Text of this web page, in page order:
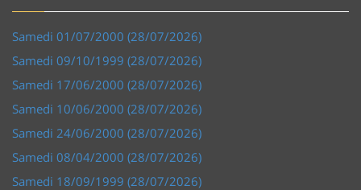
Samedi 01/07/2000 (28/07/2026)
Samedi 09/10/1999 (28/07/2026)
Samedi 17/06/2000 (28/07/2026)
Samedi 10/06/2000 (28/07/2026)
Samedi 24/06/2000 (28/07/2026)
Samedi 08/04/2000 (28/07/2026)
Samedi 18/09/1999 (28/07/2026)